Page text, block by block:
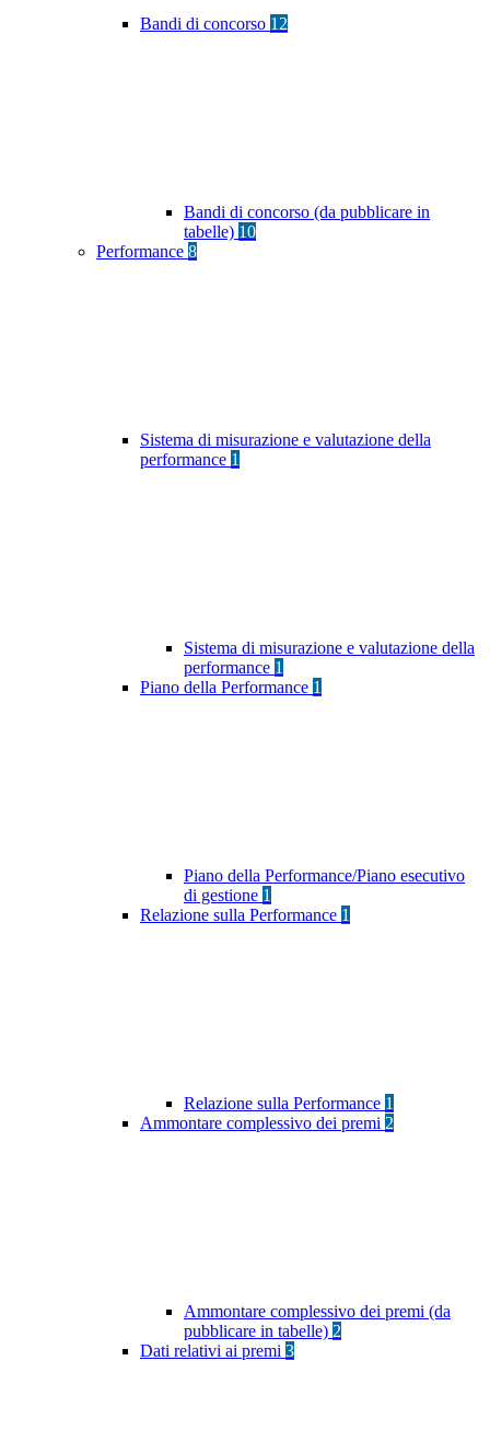
Bandi di concorso 12
Bandi di concorso (da pubblicare in
tabelle) 10
Performance 8
Sistema di misurazione e valutazione della
performance 1
Sistema di misurazione e valutazione della
performance 1
Piano della Performance 1
Piano della Performance/Piano esecutivo
di gestione 1
Relazione sulla Performance 1
Relazione sulla Performance 1
Ammontare complessivo dei premi 2
Ammontare complessivo dei premi (da
pubblicare in tabelle) 2
Dati relativi ai premi 3